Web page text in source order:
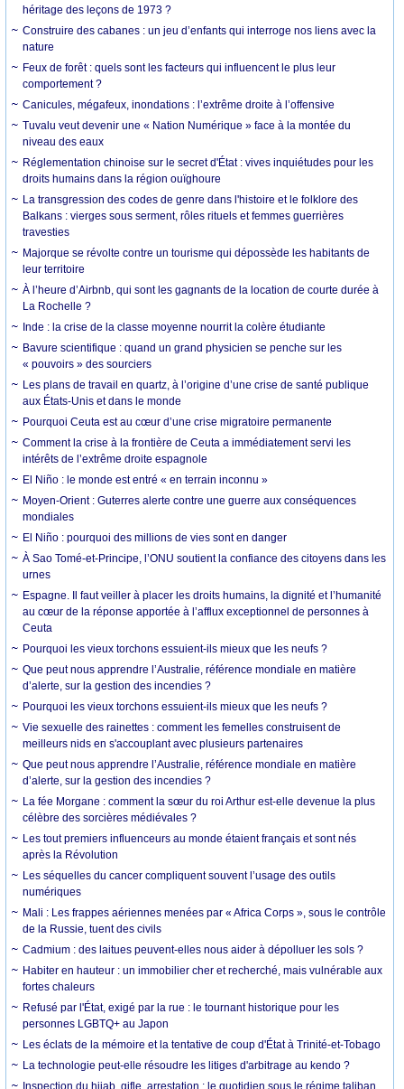
héritage des leçons de 1973 ?
Construire des cabanes : un jeu d’enfants qui interroge nos liens avec la
nature
Feux de forêt : quels sont les facteurs qui influencent le plus leur
comportement ?
Canicules, mégafeux, inondations : l’extrême droite à l’offensive
Tuvalu veut devenir une « Nation Numérique » face à la montée du
niveau des eaux
Réglementation chinoise sur le secret d'État : vives inquiétudes pour les
droits humains dans la région ouïghoure
La transgression des codes de genre dans l'histoire et le folklore des
Balkans : vierges sous serment, rôles rituels et femmes guerrières
travesties
Majorque se révolte contre un tourisme qui dépossède les habitants de
leur territoire
À l’heure d’Airbnb, qui sont les gagnants de la location de courte durée à
La Rochelle ?
Inde : la crise de la classe moyenne nourrit la colère étudiante
Bavure scientifique : quand un grand physicien se penche sur les
« pouvoirs » des sourciers
Les plans de travail en quartz, à l’origine d’une crise de santé publique
aux États-Unis et dans le monde
Pourquoi Ceuta est au cœur d’une crise migratoire permanente
Comment la crise à la frontière de Ceuta a immédiatement servi les
intérêts de l’extrême droite espagnole
El Niño : le monde est entré « en terrain inconnu »
Moyen-Orient : Guterres alerte contre une guerre aux conséquences
mondiales
El Niño : pourquoi des millions de vies sont en danger
À Sao Tomé-et-Principe, l’ONU soutient la confiance des citoyens dans les
urnes
Espagne. Il faut veiller à placer les droits humains, la dignité et l’humanité
au cœur de la réponse apportée à l’afflux exceptionnel de personnes à
Ceuta
Pourquoi les vieux torchons essuient-ils mieux que les neufs ?
Que peut nous apprendre l’Australie, référence mondiale en matière
d’alerte, sur la gestion des incendies ?
Pourquoi les vieux torchons essuient-ils mieux que les neufs ?
Vie sexuelle des rainettes : comment les femelles construisent de
meilleurs nids en s'accouplant avec plusieurs partenaires
Que peut nous apprendre l’Australie, référence mondiale en matière
d’alerte, sur la gestion des incendies ?
La fée Morgane : comment la sœur du roi Arthur est-elle devenue la plus
célèbre des sorcières médiévales ?
Les tout premiers influenceurs au monde étaient français et sont nés
après la Révolution
Les séquelles du cancer compliquent souvent l’usage des outils
numériques
Mali : Les frappes aériennes menées par « Africa Corps », sous le contrôle
de la Russie, tuent des civils
Cadmium : des laitues peuvent-elles nous aider à dépolluer les sols ?
Habiter en hauteur : un immobilier cher et recherché, mais vulnérable aux
fortes chaleurs
Refusé par l'État, exigé par la rue : le tournant historique pour les
personnes LGBTQ+ au Japon
Les éclats de la mémoire et la tentative de coup d'État à Trinité-et-Tobago
La technologie peut-elle résoudre les litiges d'arbitrage au kendo ?
Inspection du hijab, gifle, arrestation : le quotidien sous le régime taliban